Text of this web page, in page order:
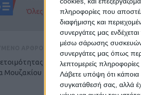
πληροφορίες που
διαφήμισης και
συνεργάτες μας
μέσω σάρωσης συσκευών.
συνεργάτες μας όπως
λεπτομερείς πληροφορίες
Λάβετε υπόψη ότι
συγκατάθεσή σας, αλλά
Όλες οι εξελίξεις στην περιοχή
από την Πυροσβεστική
Μουζακίου